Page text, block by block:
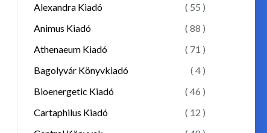
Alexandra Kiadó
( 55 )
Animus Kiadó
( 88 )
Athenaeum Kiadó
( 71 )
Bagolyvár Könyvkiadó
( 4 )
Bioenergetic Kiadó
( 46 )
Cartaphilus Kiadó
( 12 )